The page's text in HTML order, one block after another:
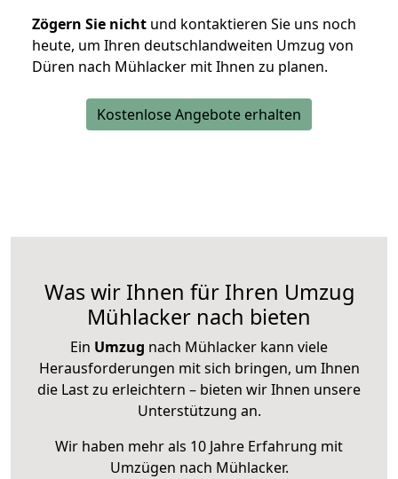
Zögern Sie nicht und kontaktieren Sie uns noch
heute, um Ihren deutschlandweiten Umzug von
Düren nach Mühlacker mit Ihnen zu planen.
Kostenlose Angebote erhalten
Was wir Ihnen für Ihren Umzug
Mühlacker nach bieten
Ein Umzug nach Mühlacker kann viele
Herausforderungen mit sich bringen, um Ihnen
die Last zu erleichtern – bieten wir Ihnen unsere
Unterstützung an.
Wir haben mehr als 10 Jahre Erfahrung mit
Umzügen nach Mühlacker.